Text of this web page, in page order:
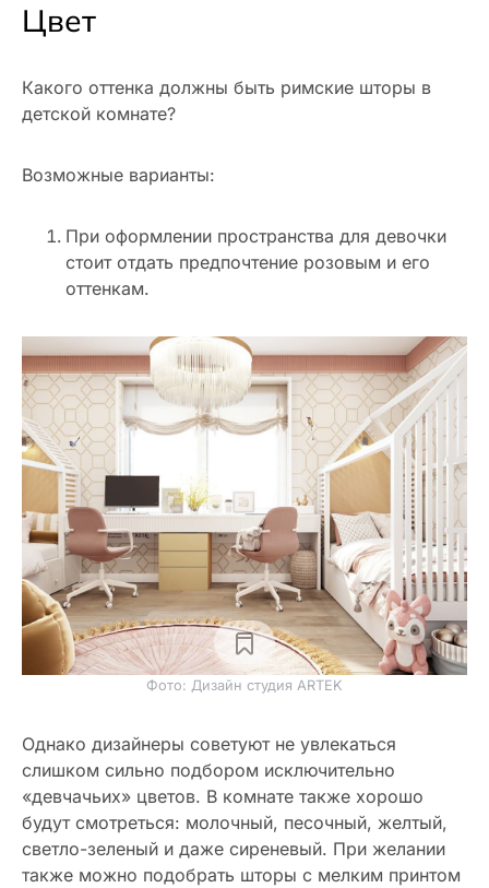
Цвет
Какого оттенка должны быть римские шторы в
детской комнате?
Возможные варианты:
При оформлении пространства для девочки
стоит отдать предпочтение розовым и его
оттенкам.
Фото: Дизайн студия ARTEK
Однако дизайнеры советуют не увлекаться
слишком сильно подбором исключительно
«девчачьих» цветов. В комнате также хорошо
будут смотреться: молочный, песочный, желтый,
светло-зеленый и даже сиреневый. При желании
также можно подобрать шторы с мелким принтом